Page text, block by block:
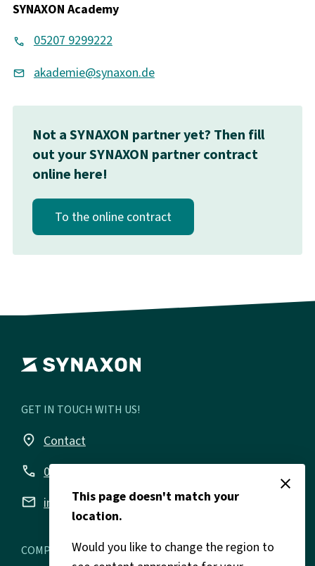
SYNAXON Academy
05207 9299222
akademie@synaxon.de
Not a SYNAXON partner yet? Then fill
out your SYNAXON partner contract
online here!
To the online contract
GET IN TOUCH WITH US!
place Contact
call 05207 9299-200
email info@synaxon.com
COMPANY
close
This page doesn't match your
location.
Would you like to change the region to